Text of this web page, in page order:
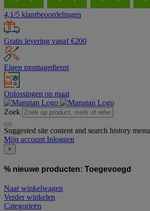
4,1/5 klantbeoordelingen
Gratis levering vanaf €200
Eigen montagedienst
Oplossingen op maat
Zoek
Suggested site content and search history menu
Mijn account Inloggen
×
% nieuwe producten: Toegevoegd
Naar winkelwagen
Verder winkelen
Categorieën